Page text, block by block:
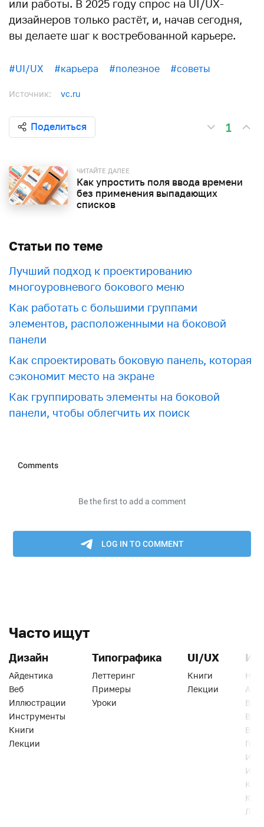
или работы. В 2025 году спрос на UI/UX-
дизайнеров только растёт, и, начав сегодня,
вы делаете шаг к востребованной карьере.
#UI/UX #карьера #полезное #советы
Источник: vc.ru
Поделиться 1
ЧИТАЙТЕ ДАЛЕЕ
Как упростить поля ввода времени
без применения выпадающих
списков
Статьи по теме
Лучший подход к проектированию
многоуровневого бокового меню
Как работать с большими группами
элементов, расположенными на боковой
панели
Как спроектировать боковую панель, которая
сэкономит место на экране
Как группировать элементы на боковой
панели, чтобы облегчить их поиск
Часто ищут
Дизайн
Айдентика
Веб
Иллюстрации
Инструменты
Книги
Лекции
Типографика
Леттеринг
Примеры
Уроки
UI/UX
Книги
Лекции
Веб